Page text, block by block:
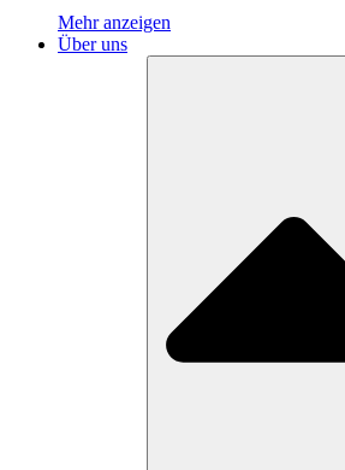
Mehr anzeigen
Über uns